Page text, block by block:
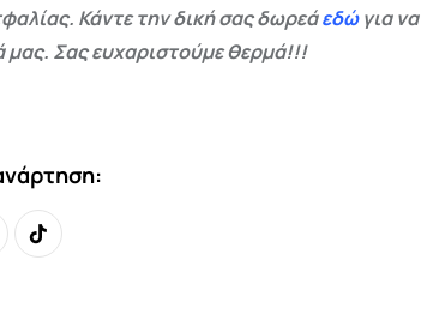
Κάντε την δική σας δωρεάεδώγια να
Σας ευχαριστούμε θερμά!!!
Tiktok